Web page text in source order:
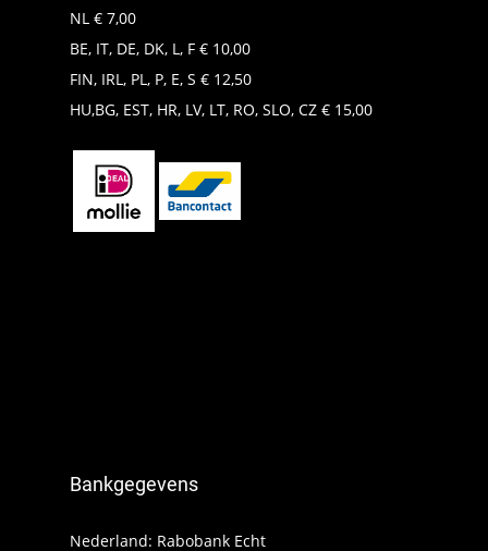
NL € 7,00
BE, IT, DE, DK, L, F € 10,00
FIN, IRL, PL, P, E, S € 12,50
HU,BG, EST, HR, LV, LT, RO, SLO, CZ € 15,00
Bankgegevens
Nederland: Rabobank Echt